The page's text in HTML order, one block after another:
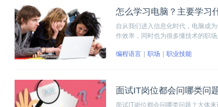
怎么学习电脑？主要学习
自从我们进入信息化时代，电脑成
作效率，同时也为很多懂技术的职
编程语言 职场 职业技能
面试IT岗位都会问哪类问
面试IT岗位都会问哪类问题？大体